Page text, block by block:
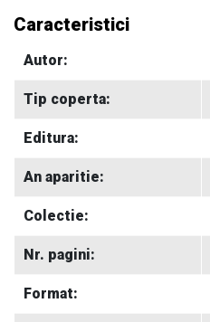
Caracteristici
Autor:
Tip coperta:
Editura:
An aparitie:
Colectie:
Nr. pagini:
Format: